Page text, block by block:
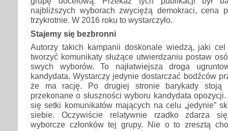
najbliższych wyborach zwyciężą demokraci, cena
trzykrotnie. W 2016 roku to wystarczyło.
Stajemy się bezbronni
Autorzy takich kampanii doskonale wiedzą, jaki
tworzyć komunikaty służące utwierdzaniu postaw
swych wyborów. To najłatwiejsza droga
kandydata. Wystarczy jedynie dostarczać bodźców
że ma rację. Po drugiej stronie barykady stoją
przekonane o słuszności wyboru kandydata
się setki komunikatów mających na celu „jedynie”
siebie. Oczywiście relatywnie rzadko zdarza
wyborcze członków tej grupy. Nie o to zresztą